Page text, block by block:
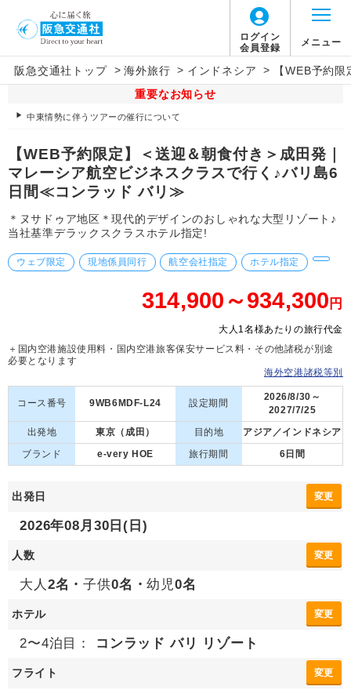
ログイン
会員登録
メニュー
阪急交通社トップ > 海外旅行 > インドネシア >
【WEB予約
重要なお知らせ
中東情勢に伴うツアーの催行について
【WEB予約限定】＜送迎＆朝食付き＞成田発｜
マレーシア航空ビジネスクラスで行く♪バリ島6
日間≪コンラッド バリ≫
＊ヌサドゥア地区＊現代的デザインのおしゃれな大型リゾート♪
当社基準デラックスクラスホテル指定!
ウェブ限定 現地係員同行 航空会社指定 ホテル指定
314,900～934,300 円
大人1名様あたりの旅行代金
＋国内空港施設使用料・国内空港旅客保安サービス料・その他諸税が別途
必要となります
海外空港諸税等別
コース番号 9WB6MDF-L24 設定期間
2026/8/30～
2027/7/25
出発地
東京（成田） 目的地
アジア／インドネシア
ブランド
e-very HOE 旅行期間 6日間
出発日 変更
2026年08月30日(日)
人数 変更
大人 2名・子供0名・幼児0名
ホテル 変更
2〜4泊目： コンラッド バリ リゾート
フライト 変更